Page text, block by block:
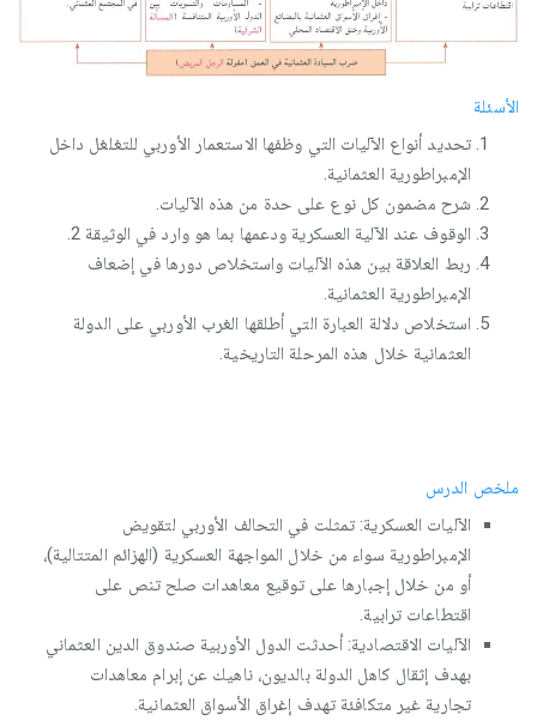
الأسئلة
تحديد أنواع الآليات التي وظفها الاستعمار الأوربي للتغلغل داخل
الإمبراطورية العثمانية.
شرح مضمون كل نوع على حدة من هذه الآليات.
الوقوف عند الآلية العسكرية ودعمها بما هو وارد في الوثيقة 2.
ربط العلاقة بين هذه الآليات واستخلاص دورها في إضعاف
الإمبراطورية العثمانية.
استخلاص دلالة العبارة التي أطلقها الغرب الأوربي على الدولة
العثمانية خلال هذه المرحلة التاريخية.
ملخص الدرس
الآليات العسكرية: تمثلت في التحالف الأوربي لتقويض
الإمبراطورية سواء من خلال المواجهة العسكرية (الهزائم المتتالية)،
أو من خلال إجبارها على توقيع معاهدات صلح تنص على
اقتطاعات ترابية.
الآليات الاقتصادية: أحدثت الدول الأوربية صندوق الدين العثماني
بهدف إثقال كاهل الدولة بالديون، ناهيك عن إبرام معاهدات
تجارية غير متكافئة تهدف إغراق الأسواق العثمانية.